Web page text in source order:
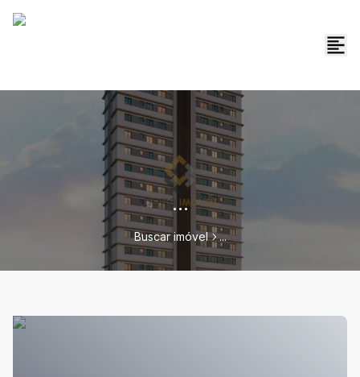
...
Buscar imóvel ...